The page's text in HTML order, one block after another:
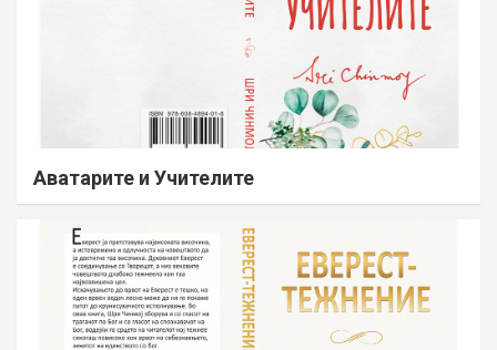
Аватарите и Учителите